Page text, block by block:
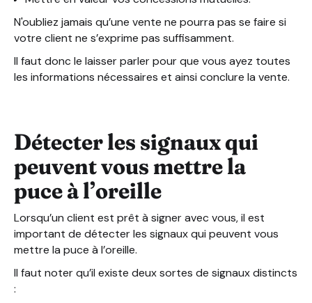
N'oubliez jamais qu’une vente ne pourra pas se faire si
votre client ne s’exprime pas suffisamment.
Il faut donc le laisser parler pour que vous ayez toutes
les informations nécessaires et ainsi conclure la vente.
Détecter les signaux qui
peuvent vous mettre la
puce à l’oreille
Lorsqu’un client est prêt à signer avec vous, il est
important de détecter les signaux qui peuvent vous
mettre la puce à l’oreille.
Il faut noter qu’il existe deux sortes de signaux distincts
: